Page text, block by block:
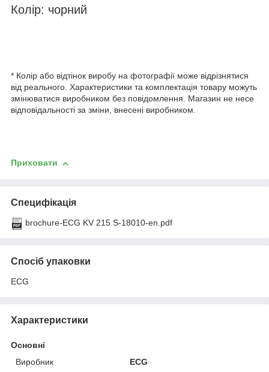
Колір: чорний
* Колір або відтінок виробу на фотографії може відрізнятися
від реального. Характеристики та комплектація товару можуть
змінюватися виробником без повідомлення. Магазин не несе
відповідальності за зміни, внесені виробником.
Приховати
Специфікація
brochure-ECG KV 215 S-18010-en.pdf
Спосіб упаковки
ECG
Характеристики
Основні
Виробник
ECG